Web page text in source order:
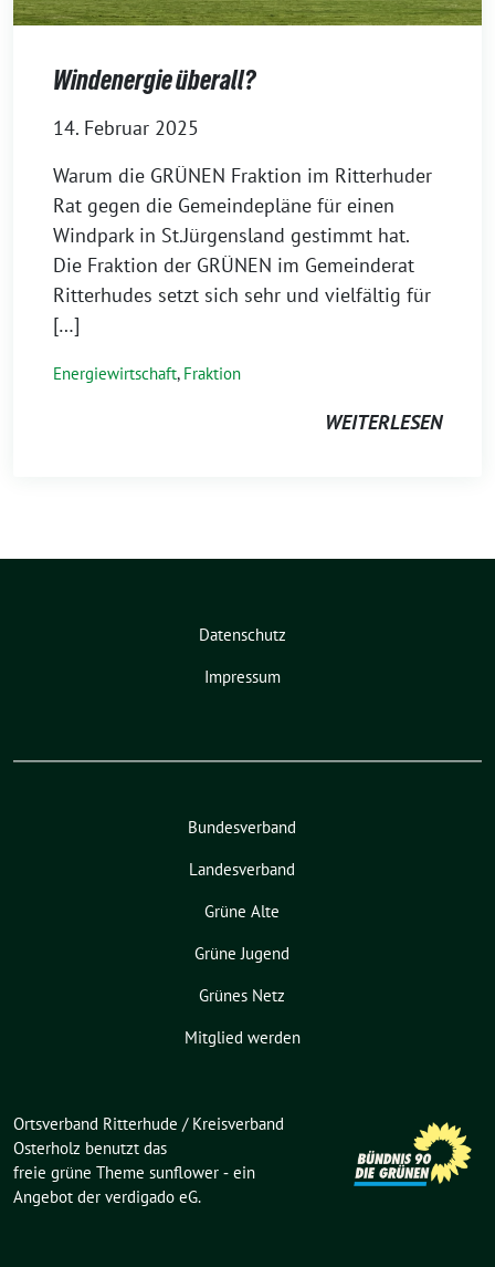
Windenergie überall?
14. Februar 2025
Warum die GRÜNEN Fraktion im Ritterhuder
Rat gegen die Gemeindepläne für einen
Windpark in St.Jürgensland gestimmt hat.
Die Fraktion der GRÜNEN im Gemeinderat
Ritterhudes setzt sich sehr und vielfältig für
[…]
Energiewirtschaft, Fraktion
WEITERLESEN
Datenschutz
Impressum
Bundesverband
Landesverband
Grüne Alte
Grüne Jugend
Grünes Netz
Mitglied werden
Ortsverband Ritterhude / Kreisverband
Osterholz benutzt das
freie grüne Theme sunflower ‐ ein
Angebot der verdigado eG.